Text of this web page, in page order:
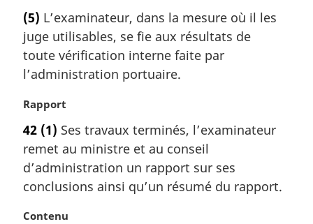
a
l
e
:
e
m
a
r
i
a
l
e
:
(5) L’examinateur, dans la mesure où il les
juge utilisables, se fie aux résultats de
toute vérification interne faite par
l’administration portuaire.
N
t
e
m
r
g
Rapport
42 (1) Ses travaux terminés, l’examinateur
remet au ministre et au conseil
d’administration un rapport sur ses
conclusions ainsi qu’un résumé du rapport.
N
Contenu